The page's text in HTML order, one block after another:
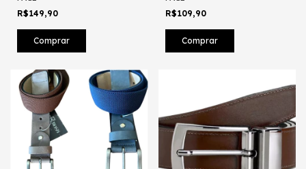
R$149,90
Comprar
R$109,90
Comprar